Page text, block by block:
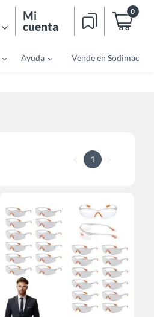
Mi
cuenta
0
Ayuda Vende en Sodimac
1